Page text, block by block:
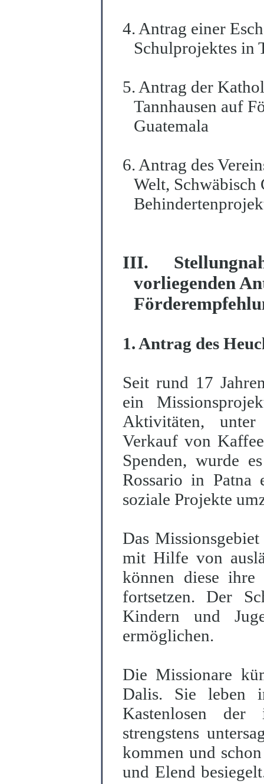
4. Antrag einer
Schulprojektes in
5. Antrag der
Tannhausen auf
Guatemala
6. Antrag des
Welt, Schwäbisch
III.
vorliegenden
1. Antrag des
Seit rund 17
ein
Aktivitäten,
Verkauf von
Spenden, wurde
Rossario in Patna
soziale Projekte
Das
mit Hilfe von
können diese
fortsetzen. Der
Kindern und
ermöglichen.
Die Missionare
Dalis. Sie leben
Kastenlosen der
strengstens
kommen und
und Elend